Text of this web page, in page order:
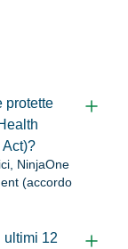
protette
NinjaOne
(accordo
ultimi 12